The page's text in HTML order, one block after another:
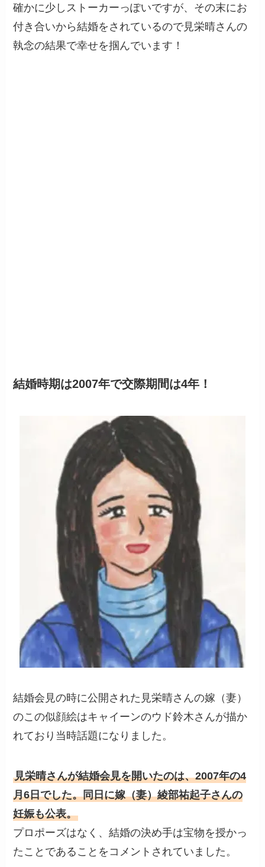
確かに少しストーカーっぽいですが、その末にお
付き合いから結婚をされているので見栄晴さんの
執念の結果で幸せを掴んでいます！
結婚時期は2007年で交際期間は4年！
結婚会見の時に公開された見栄晴さんの嫁（妻）
のこの似顔絵はキャイーンのウド鈴木さんが描か
れており当時話題になりました。
見栄晴さんが結婚会見を開いたのは、2007年の4
月6日でした。同日に嫁（妻）綾部祐起子さんの
妊娠も公表。
プロポーズはなく、結婚の決め手は宝物を授かっ
たことであることをコメントされていました。